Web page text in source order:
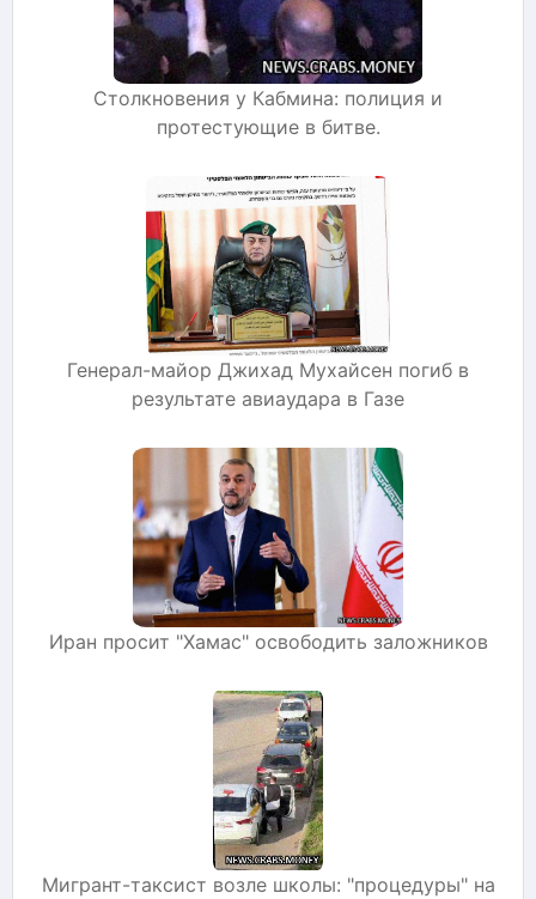
Столкновения у Кабмина: полиция и
протестующие в битве.
Генерал-майор Джихад Мухайсен погиб в
результате авиаудара в Газе
Иран просит "Хамас" освободить заложников
Мигрант-таксист возле школы: "процедуры" на